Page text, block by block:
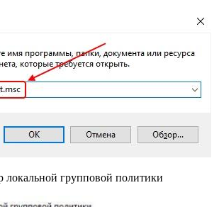
локальной групповой политики